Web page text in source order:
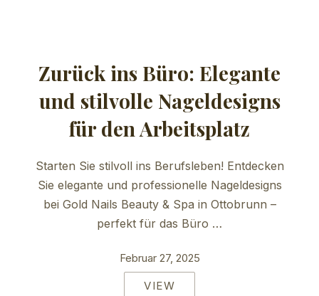
Zurück ins Büro: Elegante
und stilvolle Nageldesigns
für den Arbeitsplatz
Starten Sie stilvoll ins Berufsleben! Entdecken
Sie elegante und professionelle Nageldesigns
bei Gold Nails Beauty & Spa in Ottobrunn –
perfekt für das Büro …
Februar 27, 2025
VIEW